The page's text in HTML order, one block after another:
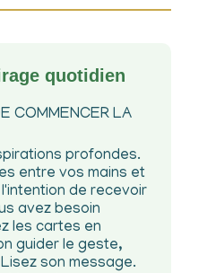
quotidien
COMMENCER LA
profondes.
entre vos mains et
de recevoir
avez besoin
les cartes en
guider le geste,
son message.